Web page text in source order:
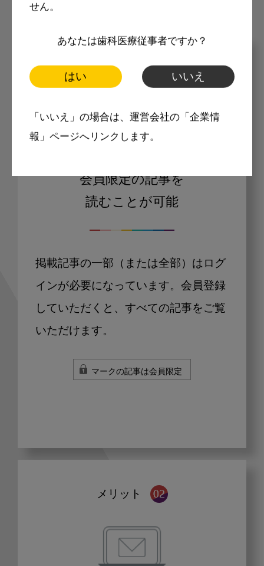
せん。
あなたは歯科医療従事者ですか？
はい いいえ
「いいえ」の場合は、運営会社の「企業情
報」ページへリンクします。
メリット
会員限定の記事を
読むことが可能
掲載記事の一部（または全部）はログ
インが必要になっています。会員登録
していただくと、すべての記事をご覧
いただけます。
マークの記事は会員限定
メリット